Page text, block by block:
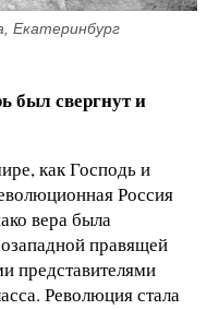
Екатеринбург
был свергнут и
как Господь и
Россия
вера была
правящей
представителями
Революция стала